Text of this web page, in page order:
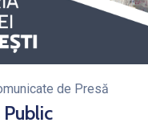
de Presă